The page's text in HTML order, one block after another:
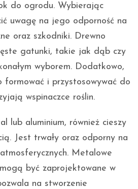
do ogrodu. Wybierając
uwagę na jego odporność na
oraz szkodniki. Drewno
gatunki, takie jak dąb czy
wyborem. Dodatkowo,
formować i przystosowywać do
wspinaczce roślin.
lub aluminium, również cieszy
Jest trwały oraz odporny na
Metalowe
być zaprojektowane w
na stworzenie